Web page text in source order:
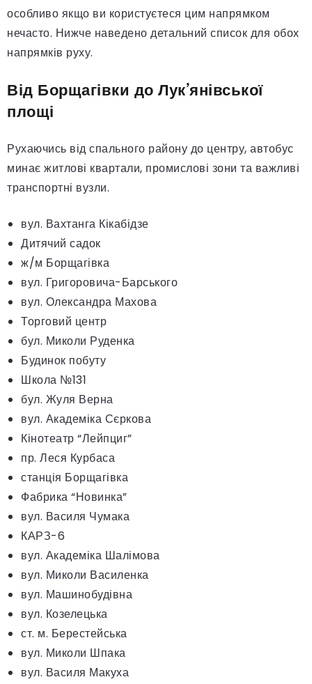
особливо якщо ви користуєтеся цим напрямком
нечасто. Нижче наведено детальний список для обох
напрямків руху.
Від Борщагівки до Лук’янівської
площі
Рухаючись від спального району до центру, автобус
минає житлові квартали, промислові зони та важливі
транспортні вузли.
вул. Вахтанга Кікабідзе
Дитячий садок
ж/м Борщагівка
вул. Григоровича-Барського
вул. Олександра Махова
Торговий центр
бул. Миколи Руденка
Будинок побуту
Школа №131
бул. Жуля Верна
вул. Академіка Сєркова
Кінотеатр “Лейпциг”
пр. Леся Курбаса
станція Борщагівка
Фабрика “Новинка”
вул. Василя Чумака
КАРЗ-6
вул. Академіка Шалімова
вул. Миколи Василенка
вул. Машинобудівна
вул. Козелецька
ст. м. Берестейська
вул. Миколи Шпака
вул. Василя Макуха